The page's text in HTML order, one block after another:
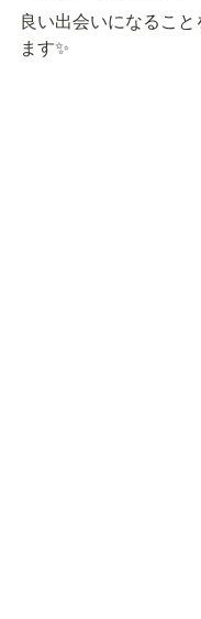
良い出会いになるこ
ます✨